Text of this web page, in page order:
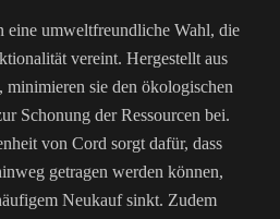
eine umweltfreundliche Wahl, die
vereint. Hergestellt aus
sie den ökologischen
Schonung der Ressourcen bei.
von Cord sorgt dafür, dass
getragen werden können,
Neukauf sinkt. Zudem